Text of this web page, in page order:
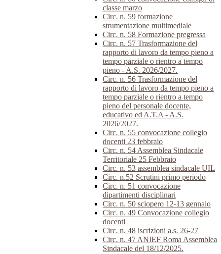
classe marzo
Circ. n. 59 formazione
strumentazione multimediale
Circ. n. 58 Formazione pregressa
Circ. n. 57 Trasformazione del
rapporto di lavoro da tempo pieno a
tempo parziale o rientro a tempo
pieno - A.S. 2026/2027.
Circ. n. 56 Trasformazione del
rapporto di lavoro da tempo pieno a
tempo parziale o rientro a tempo
pieno del personale docente,
educativo ed A.T.A - A.S.
2026/2027.
Circ. n. 55 convocazione collegio
docenti 23 febbraio
Circ. n. 54 Assemblea Sindacale
Territoriale 25 Febbraio
Circ. n. 53 assemblea sindacale UIL
Circ. n.52 Scrutini primo periodo
Circ. n. 51 convocazione
dipartimenti disciplinari
Circ. n. 50 sciopero 12-13 gennaio
Circ. n. 49 Convocazione collegio
docenti
Circ. n. 48 iscrizioni a.s. 26-27
Circ. n. 47 ANIEF Roma Assemblea
Sindacale del 18/12/2025.